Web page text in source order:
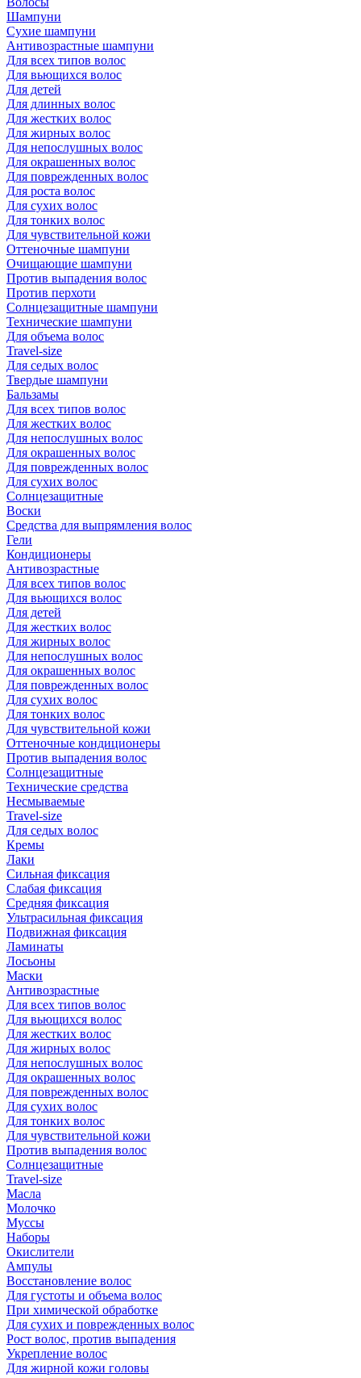
Шампуни
Сухие шампуни
Антивозрастные шампуни
Для всех типов волос
Для вьющихся волос
Для детей
Для длинных волос
Для жестких волос
Для жирных волос
Для непослушных волос
Для окрашенных волос
Для поврежденных волос
Для роста волос
Для сухих волос
Для тонких волос
Для чувствительной кожи
Оттеночные шампуни
Очищающие шампуни
Против выпадения волос
Против перхоти
Солнцезащитные шампуни
Технические шампуни
Для объема волос
Travel-size
Для седых волос
Твердые шампуни
Бальзамы
Для всех типов волос
Для жестких волос
Для непослушных волос
Для окрашенных волос
Для поврежденных волос
Для сухих волос
Солнцезащитные
Воски
Средства для выпрямления волос
Гели
Кондиционеры
Антивозрастные
Для всех типов волос
Для вьющихся волос
Для детей
Для жестких волос
Для жирных волос
Для непослушных волос
Для окрашенных волос
Для поврежденных волос
Для сухих волос
Для тонких волос
Для чувствительной кожи
Оттеночные кондиционеры
Против выпадения волос
Солнцезащитные
Технические средства
Несмываемые
Travel-size
Для седых волос
Кремы
Лаки
Сильная фиксация
Слабая фиксация
Средняя фиксация
Ультрасильная фиксация
Подвижная фиксация
Ламинаты
Лосьоны
Маски
Антивозрастные
Для всех типов волос
Для вьющихся волос
Для жестких волос
Для жирных волос
Для непослушных волос
Для окрашенных волос
Для поврежденных волос
Для сухих волос
Для тонких волос
Для чувствительной кожи
Против выпадения волос
Солнцезащитные
Travel-size
Масла
Молочко
Муссы
Наборы
Окислители
Ампулы
Восстановление волос
Для густоты и объема волос
При химической обработке
Для сухих и поврежденных волос
Рост волос, против выпадения
Укрепление волос
Для жирной кожи головы